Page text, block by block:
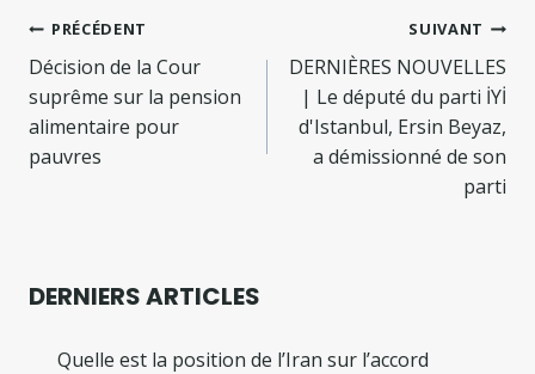
Navigation
de
l’article
PRÉCÉDENT
Décision de la Cour
suprême sur la pension
alimentaire pour
pauvres
SUIVANT
DERNIÈRES NOUVELLES
| Le député du parti İYİ
d'Istanbul, Ersin Beyaz,
a démissionné de son
parti
DERNIERS ARTICLES
Quelle est la position de l’Iran sur l’accord